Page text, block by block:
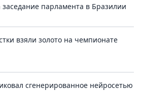
парламента в Бразилии
взяли золото на чемпионате
сгенерированное нейросетью